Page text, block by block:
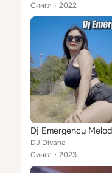
Сингл
2022
DJ Divana
Сингл
2023